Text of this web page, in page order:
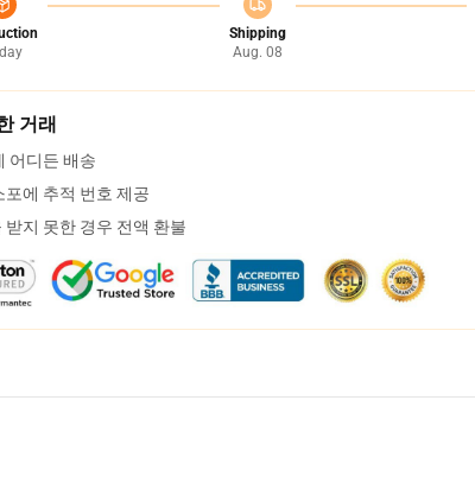
Shipping
Aug. 08
거래
어디든 배송
포에 추적 번호 제공
받지 못한 경우 전액 환불